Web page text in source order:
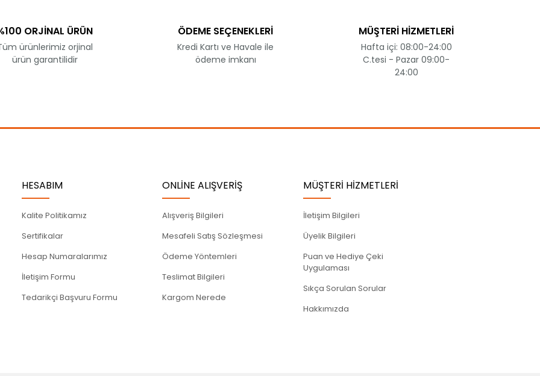
Gönder
ORJİNAL ÜRÜN
ürünlerimiz orjinal
ürün garantilidir
ÖDEME SEÇENEKLERİ
Kredi Kartı ve Havale ile
ödeme imkanı
MÜŞTERİ HİZMETLERİ
Hafta içi: 08:00-24:00
C.tesi - Pazar 09:00-
24:00
HESABIM
Kalite Politikamız
Sertifikalar
Hesap Numaralarımız
İletişim Formu
Tedarikçi Başvuru Formu
ONLİNE ALIŞVERİŞ
Alışveriş Bilgileri
Mesafeli Satış Sözleşmesi
Ödeme Yöntemleri
Teslimat Bilgileri
Kargom Nerede
MÜŞTERİ HİZMETLERİ
İletişim Bilgileri
Üyelik Bilgileri
Puan ve Hediye Çeki
Uygulaması
Sıkça Sorulan Sorular
Hakkımızda